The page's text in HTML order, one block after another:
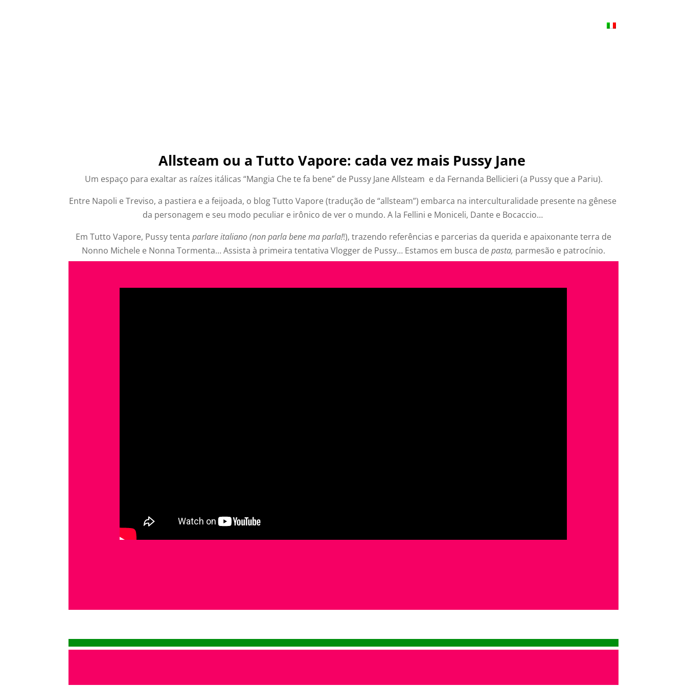
Allsteam ou a Tutto Vapore: cada vez mais Pussy Jane
Um espaço para exaltar as raízes itálicas “Mangia Che te fa bene” de Pussy Jane Allsteam e da Fernanda Bellicieri (a Pussy que a Pariu).
Entre Napoli e Treviso, a pastiera e a feijoada, o blog Tutto Vapore (tradução de “allsteam”) embarca na interculturalidade presente na gênese
da personagem e seu modo peculiar e irônico de ver o mundo. A la Fellini e Moniceli, Dante e Bocaccio…
Em Tutto Vapore, Pussy tenta parlare italiano (non parla bene ma parla!!), trazendo referências e parcerias da querida e apaixonante terra de
Nonno Michele e Nonna Tormenta…Assista à primeira tentativa Vlogger de Pussy… Estamos em busca depasta, parmesão e patrocínio.